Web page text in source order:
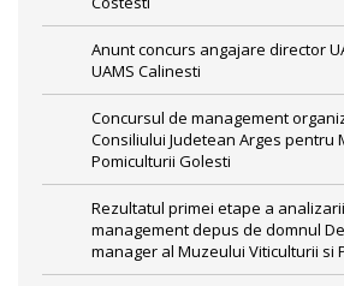
Anunt concurs angajare director
UAMS Calinesti
Concursul de management
Consiliului Judetean Arges pentru
Pomiculturii Golesti
Rezultatul primei etape a
management depus de domnul
manager al Muzeului Viticulturii si